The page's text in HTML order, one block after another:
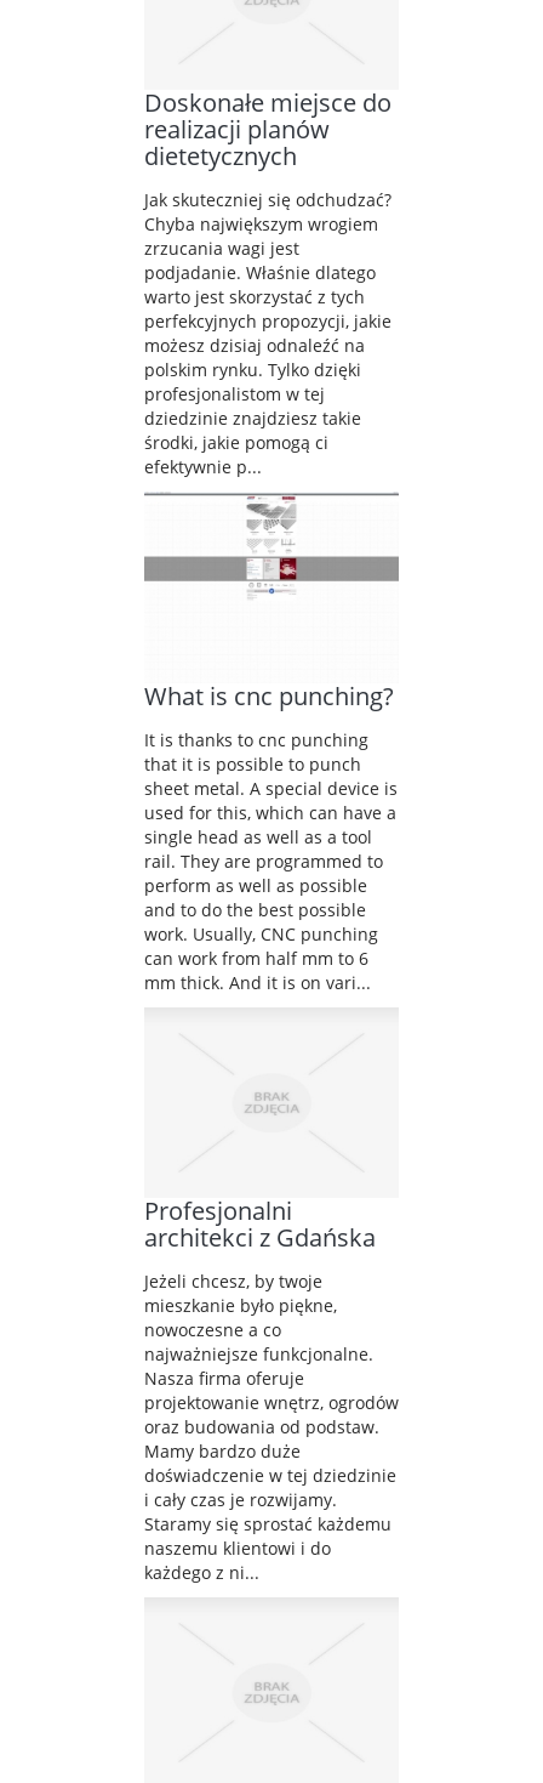
Doskonałe miejsce do
realizacji planów
dietetycznych
Jak skuteczniej się odchudzać?
Chyba największym wrogiem
zrzucania wagi jest
podjadanie. Właśnie dlatego
warto jest skorzystać z tych
perfekcyjnych propozycji, jakie
możesz dzisiaj odnaleźć na
polskim rynku. Tylko dzięki
profesjonalistom w tej
dziedzinie znajdziesz takie
środki, jakie pomogą ci
efektywnie p...
What is cnc punching?
It is thanks to cnc punching
that it is possible to punch
sheet metal. A special device is
used for this, which can have a
single head as well as a tool
rail. They are programmed to
perform as well as possible
and to do the best possible
work. Usually, CNC punching
can work from half mm to 6
mm thick. And it is on vari...
Profesjonalni
architekci z Gdańska
Jeżeli chcesz, by twoje
mieszkanie było piękne,
nowoczesne a co
najważniejsze funkcjonalne.
Nasza firma oferuje
projektowanie wnętrz, ogrodów
oraz budowania od podstaw.
Mamy bardzo duże
doświadczenie w tej dziedzinie
i cały czas je rozwijamy.
Staramy się sprostać każdemu
naszemu klientowi i do
każdego z ni...